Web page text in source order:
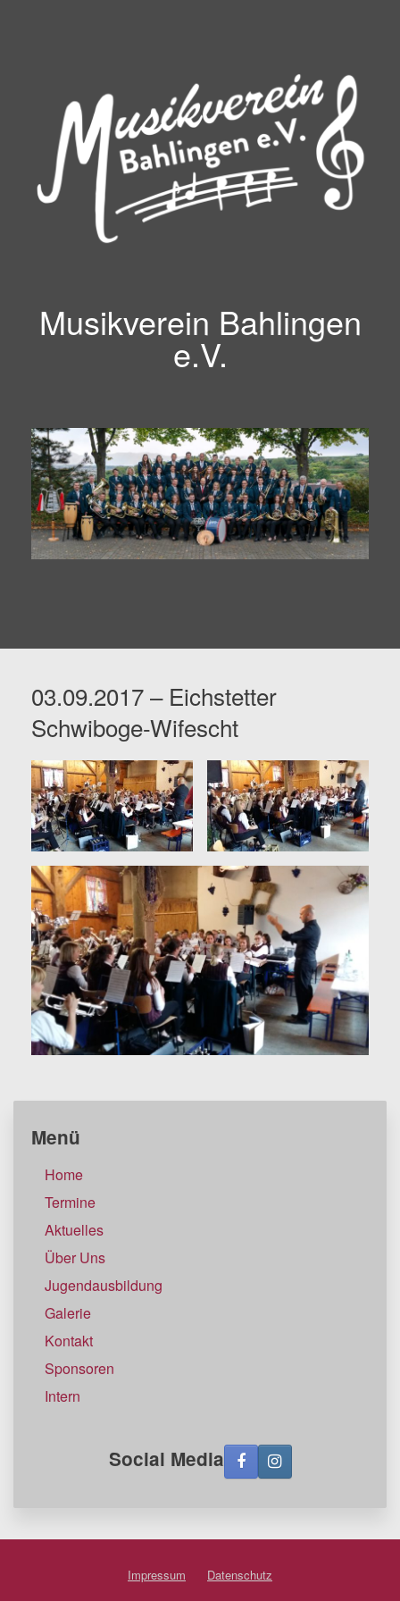
Musikverein Bahlingen
e.V.
03.09.2017 – Eichstetter
Schwiboge-Wifescht
Menü
Home
Termine
Aktuelles
Über Uns
Jugendausbildung
Galerie
Kontakt
Sponsoren
Intern
Social Media
Impressum Datenschutz